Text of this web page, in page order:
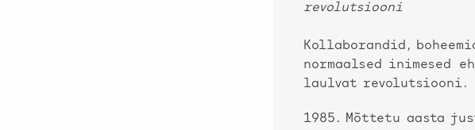
revolutsiooni
Kollaborandid,
normaalsed inimesed
laulvat revolutsiooni.
1985. Mõttetu aasta